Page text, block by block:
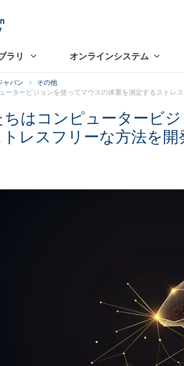
ラリ オンラインシステム
ャパン
その他
ータービジョンを使ってマウスの体重を測定するストレ
ちはコンピュータービ
レスフリーな方法を開